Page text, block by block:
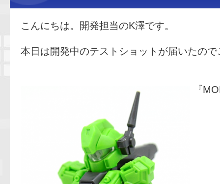
こんにちは。開発担当のK澤です。
本日は開発中のテストショットが届いたので
『